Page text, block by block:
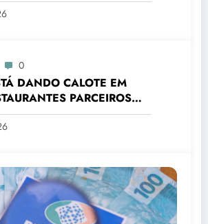
0
DANDO CALOTE EM
PARCEIROS